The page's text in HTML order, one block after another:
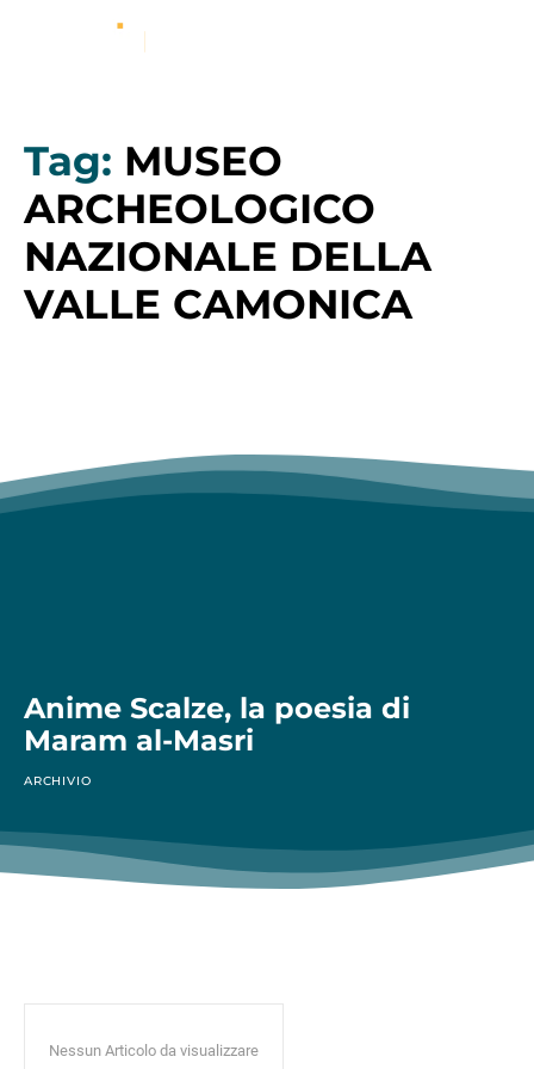
Tag: MUSEO
ARCHEOLOGICO
NAZIONALE DELLA
VALLE CAMONICA
Anime Scalze, la poesia di
Maram al-Masri
ARCHIVIO
Nessun Articolo da visualizzare